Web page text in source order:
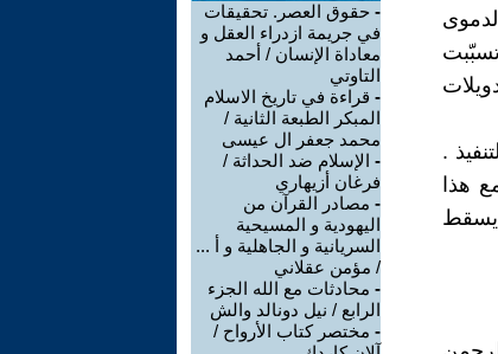
.
هذا
يسقط
- حقوق العصر. تحقيقات
في جريمة ازدراء العقل و
معاداة الإنسان / أحمد
التاوتي
- قراءة في تاريخ الاسلام
المبكر الطبعة الثانية /
محمد جعفر ال عيسى
- الإسلام ضد الحداثة /
فرغان أزيهاري
- مصادر القرآن من
اليهودية و المسيحية
السريانية و الجاهلية و أ ...
/ مؤمن عقلاني
- محادثات مع الله الجزء
الرابع / نيل دونالد والش
- مختصر كتاب الأرواح /